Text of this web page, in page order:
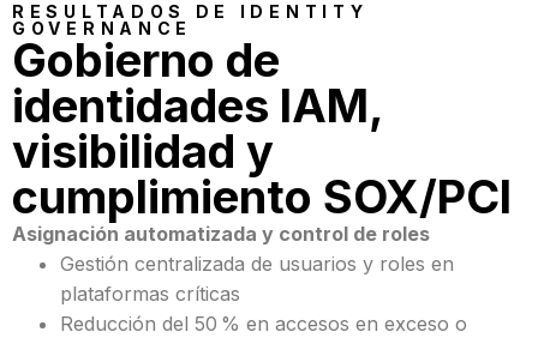
RESULTADOS DE IDENTITY
GOVERNANCE
Gobierno de
identidades IAM,
visibilidad y
cumplimiento SOX/PCI
Asignación automatizada y control de roles
Gestión centralizada de usuarios y roles en
plataformas críticas
Reducción del 50 % en accesos en exceso o